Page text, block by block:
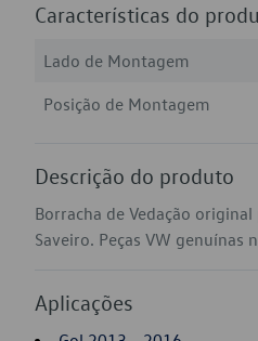
Características do
Lado de Montagem
Posição de Montagem
Descrição do produto
Borracha de Vedação
Saveiro. Peças VW genuínas
Aplicações